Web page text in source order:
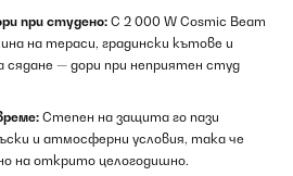
при студено: С 2 000 W Cosmic Beam
на тераси, градински кътове и
— дори при неприятен студ
Степен на защита го пази
и атмосферни условия, така че
на открито целогодишно.